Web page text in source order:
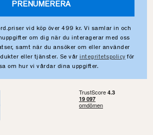
PRENUMERERA
vid köp över 499 kr. Vi samlar in och
om dig när du interagerar med oss
samt när du ansöker om eller använder
eller tjänster. Se vår integritetspolicy för
om hur vi vårdar dina uppgifter.